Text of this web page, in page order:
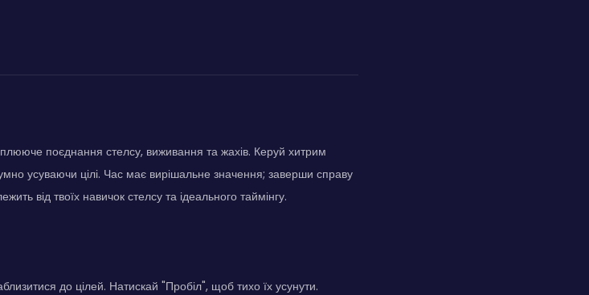
поєднання стелсу, виживання та жахів. Керуй хитрим
усуваючи цілі. Час має вирішальне значення; заверши справу
від твоїх навичок стелсу та ідеального таймінгу.
до цілей. Натискай "Пробіл", щоб тихо їх усунути.